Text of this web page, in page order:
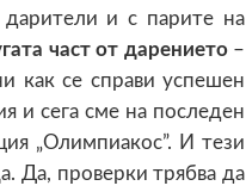
и с парите на
част от дарението–
как се справи успешен
и сега сме на последен
„Олимпиакос”. И тези
Да, проверки трябва да